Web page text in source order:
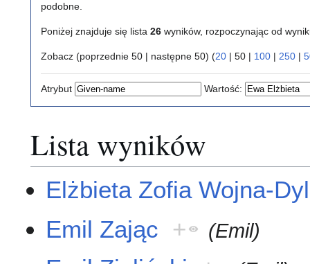
podobne.
Poniżej znajduje się lista 26 wyników, rozpoczynając od
Zobacz (poprzednie 50 | następne 50) (20 | 50 | 100 | 250 |
Atrybut Wartość:
Lista wyników
Elżbieta Zofia Wojna-
Emil Zając + (Emil)